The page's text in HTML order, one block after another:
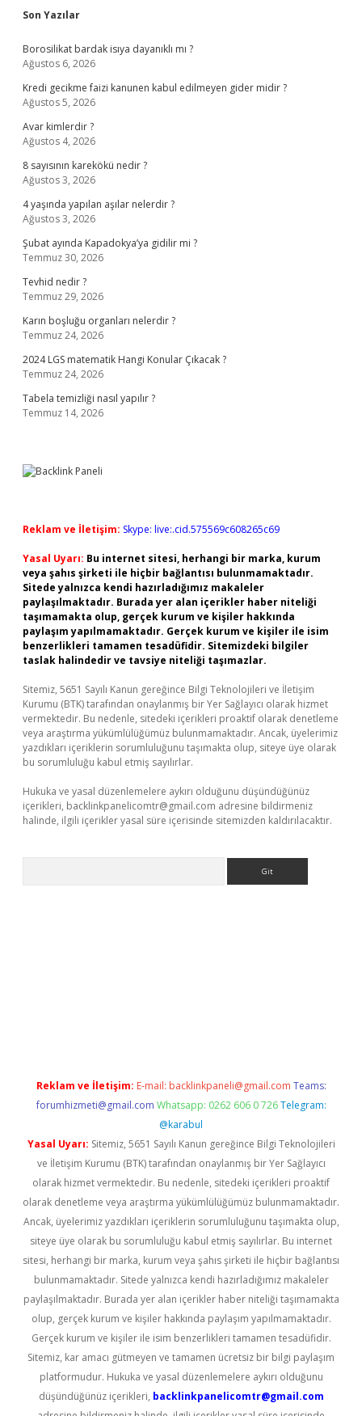
Sidebar
Son Yazılar
Borosilikat bardak isıya dayanıklı mı ?
Ağustos 6, 2026
Kredi gecikme faizi kanunen kabul edilmeyen gider midir ?
Ağustos 5, 2026
Avar kimlerdir ?
Ağustos 4, 2026
8 sayısının karekökü nedir ?
Ağustos 3, 2026
4 yaşında yapılan aşılar nelerdir ?
Ağustos 3, 2026
Şubat ayında Kapadokya’ya gidilir mi ?
Temmuz 30, 2026
Tevhid nedir ?
Temmuz 29, 2026
Karın boşluğu organları nelerdir ?
Temmuz 24, 2026
2024 LGS matematik Hangi Konular Çıkacak ?
Temmuz 24, 2026
Tabela temizliği nasıl yapılır ?
Temmuz 14, 2026
Reklam ve İletişim: Skype: live:.cid.575569c608265c69
Yasal Uyarı: Bu internet sitesi, herhangi bir marka, kurum
veya şahıs şirketi ile hiçbir bağlantısı bulunmamaktadır.
Sitede yalnızca kendi hazırladığımız makaleler
paylaşılmaktadır. Burada yer alan içerikler haber niteliği
taşımamakta olup, gerçek kurum ve kişiler hakkında
paylaşım yapılmamaktadır. Gerçek kurum ve kişiler ile isim
benzerlikleri tamamen tesadüfidir. Sitemizdeki bilgiler
taslak halindedir ve tavsiye niteliği taşımazlar.
Sitemiz, 5651 Sayılı Kanun gereğince Bilgi Teknolojileri ve İletişim
Kurumu (BTK) tarafından onaylanmış bir Yer Sağlayıcı olarak hizmet
vermektedir. Bu nedenle, sitedeki içerikleri proaktif olarak denetleme
veya araştırma yükümlülüğümüz bulunmamaktadır. Ancak, üyelerimiz
yazdıkları içeriklerin sorumluluğunu taşımakta olup, siteye üye olarak
bu sorumluluğu kabul etmiş sayılırlar.
Hukuka ve yasal düzenlemelere aykırı olduğunu düşündüğünüz
içerikleri, backlinkpanelicomtr@gmail.com adresine bildirmeniz
halinde, ilgili içerikler yasal süre içerisinde sitemizden kaldırılacaktır.
Reklam ve İletişim: E-mail: backlinkpaneli@gmail.com Teams:
forumhizmeti@gmail.com Whatsapp: 0262 606 0 726 Telegram:
@karabul
Yasal Uyarı: Sitemiz, 5651 Sayılı Kanun gereğince Bilgi Teknolojileri
ve İletişim Kurumu (BTK) tarafından onaylanmış bir Yer Sağlayıcı
olarak hizmet vermektedir. Bu nedenle, sitedeki içerikleri proaktif
olarak denetleme veya araştırma yükümlülüğümüz bulunmamaktadır.
Ancak, üyelerimiz yazdıkları içeriklerin sorumluluğunu taşımakta olup,
siteye üye olarak bu sorumluluğu kabul etmiş sayılırlar. Bu internet
sitesi, herhangi bir marka, kurum veya şahıs şirketi ile hiçbir bağlantısı
bulunmamaktadır. Sitede yalnızca kendi hazırladığımız makaleler
paylaşılmaktadır. Burada yer alan içerikler haber niteliği taşımamakta
olup, gerçek kurum ve kişiler hakkında paylaşım yapılmamaktadır.
Gerçek kurum ve kişiler ile isim benzerlikleri tamamen tesadüfidir.
Sitemiz, kar amacı gütmeyen ve tamamen ücretsiz bir bilgi paylaşım
platformudur. Hukuka ve yasal düzenlemelere aykırı olduğunu
düşündüğünüz içerikleri, backlinkpanelicomtr@gmail.com